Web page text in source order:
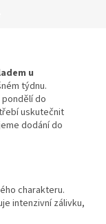
u
týdnu.
do
uskutečnit
dodání do
charakteru.
intenzivní zálivku,